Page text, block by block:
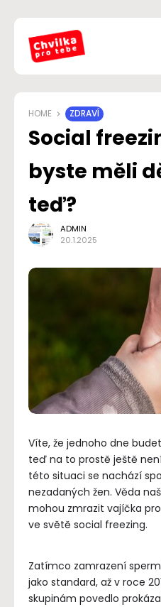
HOME ZDRAVÍ
Social
byste měli
teď?
ADMIN
20.1.2025
Víte, že jednoho dne
teď na to prostě ještě
této situaci se nachází
nezadaných žen. Věda
mohou zmrazit vajíčka
ve světě social freezing.
Zatímco zamrazení
jako standard, až v roce
skupinám povedlo